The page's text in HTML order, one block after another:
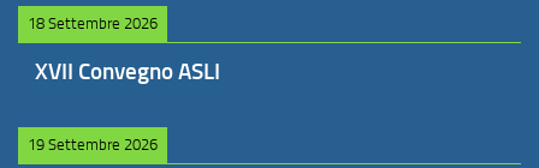
18 Settembre 2026
XVII Convegno ASLI
19 Settembre 2026